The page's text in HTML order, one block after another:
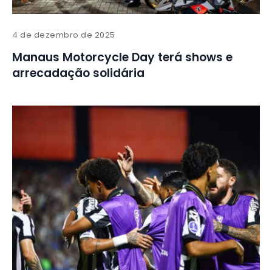
4 de dezembro de 2025
Manaus Motorcycle Day terá shows e
arrecadação solidária